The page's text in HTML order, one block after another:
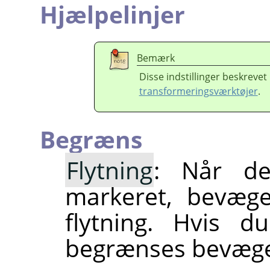
Hjælpelinjer
Bemærk
Disse indstillinger
transformeringsværktøjer.
Begræns
Flytning: Når
markeret,
flytning. Hvis
begrænses